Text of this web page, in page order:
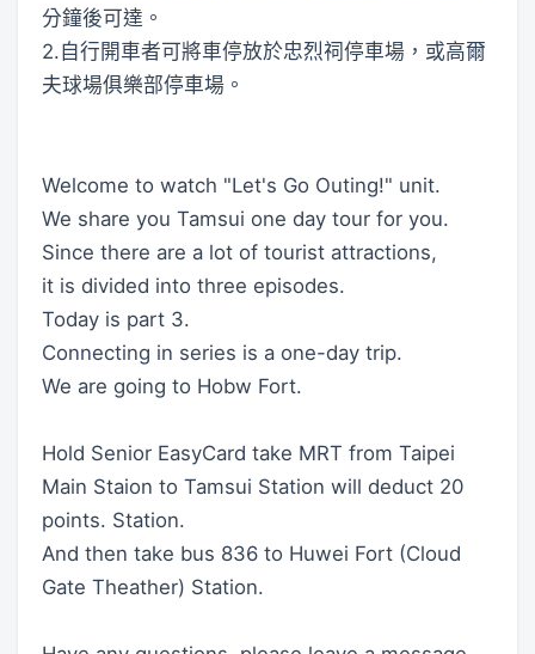
分鐘後可達。
2.自行開車者可將車停放於忠烈祠停車場，或高爾
夫球場俱樂部停車場。
Welcome to watch "Let's Go Outing!" unit.
We share you Tamsui one day tour for you.
Since there are a lot of tourist attractions,
it is divided into three episodes.
Today is part 3.
Connecting in series is a one-day trip.
We are going to Hobw Fort.
Hold Senior EasyCard take MRT from Taipei
Main Staion to Tamsui Station will deduct 20
points. Station.
And then take bus 836 to Huwei Fort (Cloud
Gate Theather) Station.